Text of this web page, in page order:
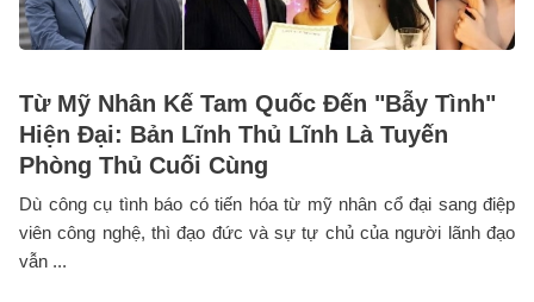
Từ Mỹ Nhân Kế Tam Quốc Đến "Bẫy Tình"
Hiện Đại: Bản Lĩnh Thủ Lĩnh Là Tuyến
Phòng Thủ Cuối Cùng
Dù công cụ tình báo có tiến hóa từ mỹ nhân cổ đại sang điệp
viên công nghệ, thì đạo đức và sự tự chủ của người lãnh đạo
vẫn ...